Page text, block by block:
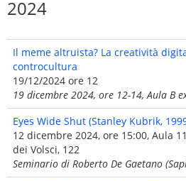
2024
Il meme altruista? La creatività
controcultura
19/12/2024 ore 12
19 dicembre 2024, ore 12-14, Aula B
Eyes Wide Shut (Stanley Kubrik,
12 dicembre 2024, ore 15:00, Aula
dei Volsci, 122
Seminario di Roberto De Gaetano